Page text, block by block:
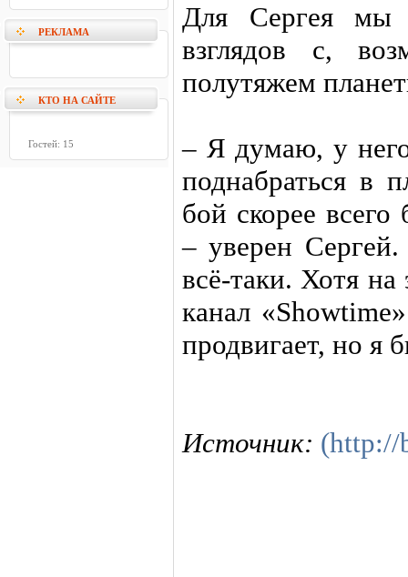
РЕКЛАМА
КТО НА САЙТЕ
Гостей: 15
Для Сергея мы
взглядов с,
полутяжем
– Я думаю, у
поднабраться в
бой скорее
– уверен
всё-таки. Хотя
канал
продвигает, но я
Источник: (http://